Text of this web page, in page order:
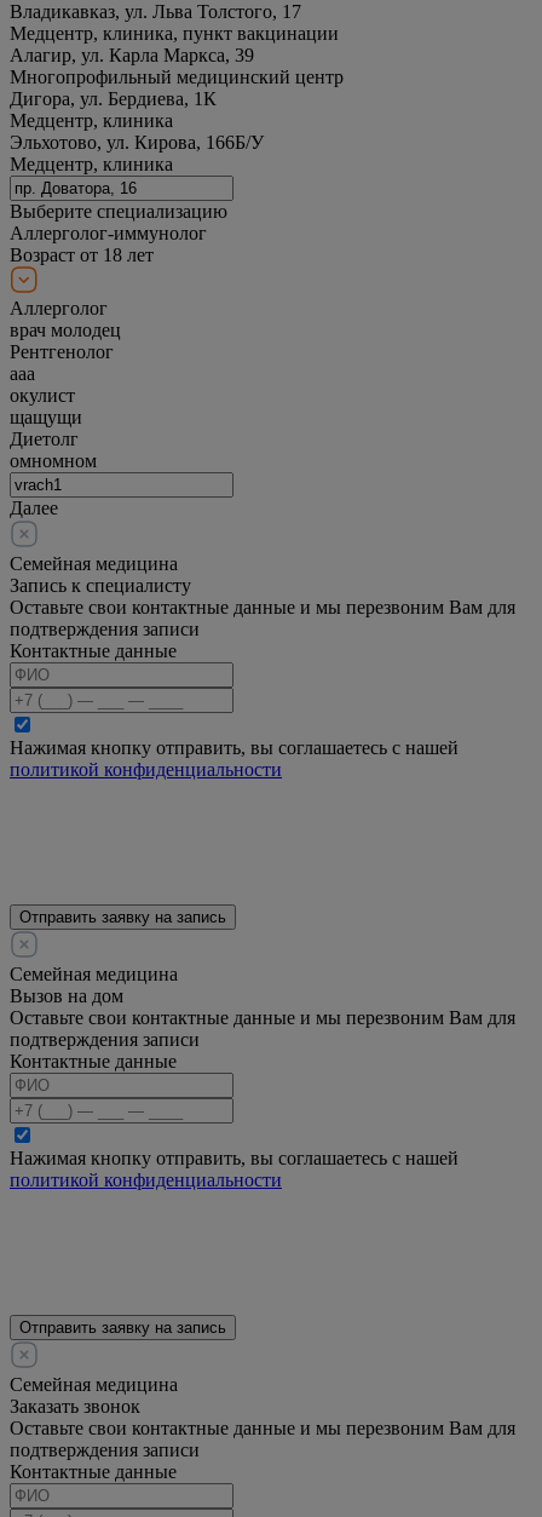
Владикавказ, ул. Льва Толстого, 17
Медцентр, клиника, пункт вакцинации
Алагир, ул. Карла Маркса, 39
Многопрофильный медицинский центр
Дигора, ул. Бердиева, 1К
Медцентр, клиника
Эльхотово, ул. Кирова, 166Б/У
Медцентр, клиника
Выберите специализацию
Аллерголог-иммунолог
Возраст от 18 лет
Аллерголог
врач молодец
Рентгенолог
ааа
окулист
щащущи
Диетолг
омномном
Далее
Семейная медицина
Запись к специалисту
Оставьте свои контактные данные и мы перезвоним Вам для
подтверждения записи
Контактные данные
Нажимая кнопку отправить, вы соглашаетесь с нашей
политикой конфиденциальности
Отправить заявку на запись
Семейная медицина
Вызов на дом
Оставьте свои контактные данные и мы перезвоним Вам для
подтверждения записи
Контактные данные
Нажимая кнопку отправить, вы соглашаетесь с нашей
политикой конфиденциальности
Отправить заявку на запись
Семейная медицина
Заказать звонок
Оставьте свои контактные данные и мы перезвоним Вам для
подтверждения записи
Контактные данные